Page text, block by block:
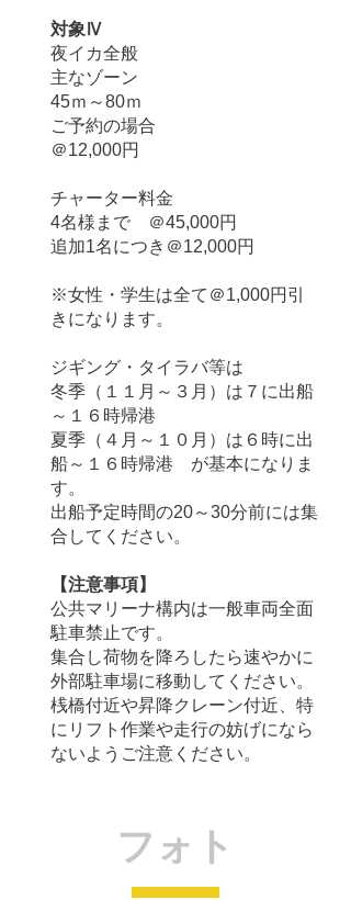
対象Ⅳ
夜イカ全般
主なゾーン
45ｍ～80ｍ
ご予約の場合
＠12,000円
チャーター料金
4名様まで ＠45,000円
追加1名につき＠12,000円
※女性・学生は全て＠1,000円引
きになります。
ジギング・タイラバ等は
冬季（１１月～３月）は７に出船
～１６時帰港
夏季（４月～１０月）は６時に出
船～１６時帰港 が基本になりま
す。
出船予定時間の20～30分前には集
合してください。
【注意事項】
公共マリーナ構内は一般車両全面
駐車禁止です。
集合し荷物を降ろしたら速やかに
外部駐車場に移動してください。
桟橋付近や昇降クレーン付近、特
にリフト作業や走行の妨げになら
ないようご注意ください。
フォト